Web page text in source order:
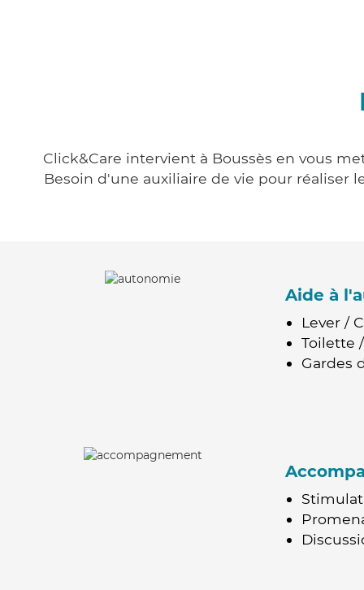
Click&Care intervient à Boussès en vous
Besoin d'une auxiliaire de vie pour réaliser
Aide à
Lever /
Toilette
Gardes